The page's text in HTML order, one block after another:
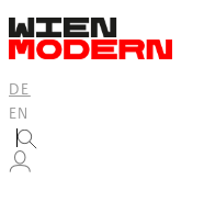
springen
DE
EN